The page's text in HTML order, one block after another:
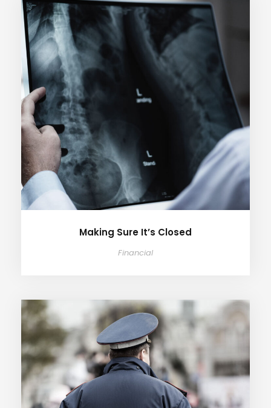
Making Sure It’s Closed
Financial